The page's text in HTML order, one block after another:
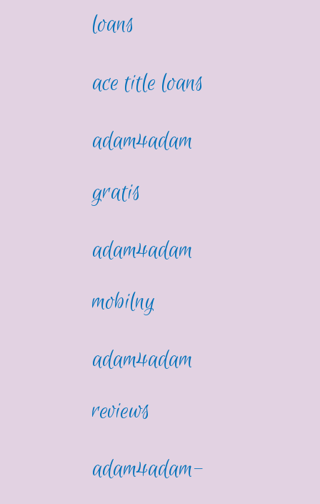
loans
ace title loans
adam4adam
gratis
adam4adam
mobilny
adam4adam
reviews
adam4adam-